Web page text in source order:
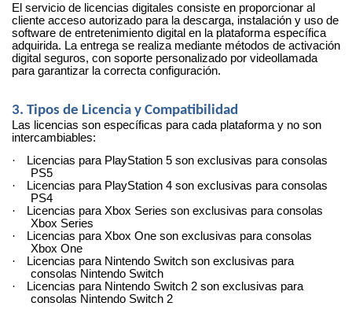
El servicio de licencias digitales consiste en proporcionar al
cliente acceso autorizado para la descarga, instalación y uso de
software de entretenimiento digital en la plataforma específica
adquirida. La entrega se realiza mediante métodos de activación
digital seguros, con soporte personalizado por videollamada
para garantizar la correcta configuración.
3. Tipos de Licencia y Compatibilidad
Las licencias son específicas para cada plataforma y no son
intercambiables:
·
Licencias para PlayStation 5 son exclusivas para consolas
PS5
·
Licencias para PlayStation 4 son exclusivas para consolas
PS4
·
Licencias para Xbox Series son exclusivas para consolas
Xbox Series
·
Licencias para Xbox One son exclusivas para consolas
Xbox One
·
Licencias para Nintendo Switch son exclusivas para
consolas Nintendo Switch
·
Licencias para Nintendo Switch 2 son exclusivas para
consolas Nintendo Switch 2